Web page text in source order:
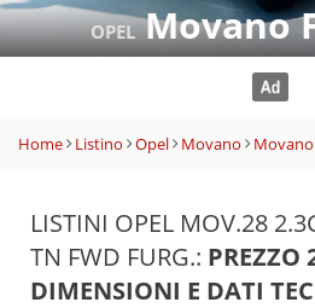
OPELMovano
Home Listino Opel Movano
LISTINI OPEL MOV.28
TN FWD FURG.: PREZZO
DIMENSIONI E DATI